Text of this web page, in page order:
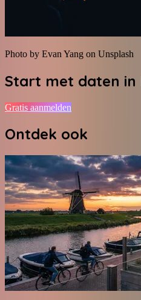
Photo by Evan Yang on Unsplash
Start met daten in
Gratis aanmelden
Ontdek ook